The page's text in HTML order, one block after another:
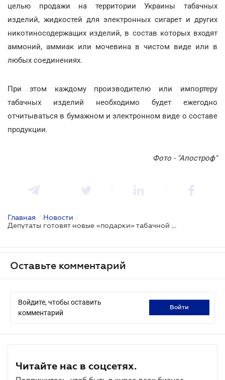
целью продажи на территории Украины табачных
изделий, жидкостей для электронных сигарет и других
никотиносодержащих изделий, в состав которых входят
аммоний, аммиак или мочевина в чистом виде или в
любых соединениях.
При этом каждому производителю или импортеру
табачных изделий необходимо будет ежегодно
отчитываться в бумажном и электронном виде о составе
продукции.
Фото - "Апостроф"
Главная / Новости /
Депутаты готовят новые «подарки» табачной отрасли
Оставьте комментарий
Войдите, чтобы оставить
комментарий
войти
Читайте нас в соцсетях.